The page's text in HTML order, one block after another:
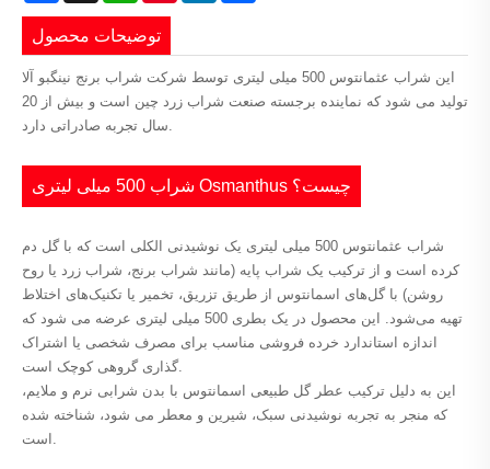
توضیحات محصول
این شراب عثمانتوس 500 میلی لیتری توسط شرکت شراب برنج نینگبو آلا
تولید می شود که نماینده برجسته صنعت شراب زرد چین است و بیش از 20
شراب 500 میلی لیتری Osmanthus چیست؟
شراب عثمانتوس 500 میلی لیتری یک نوشیدنی الکلی است که با گل دم
کرده است و از ترکیب یک شراب پایه (مانند شراب برنج، شراب زرد یا روح
روشن) با گل‌های اسمانتوس از طریق تزریق، تخمیر یا تکنیک‌های اختلاط
تهیه می‌شود. این محصول در یک بطری 500 میلی لیتری عرضه می شود که
اندازه استاندارد خرده فروشی مناسب برای مصرف شخصی یا اشتراک
گذاری گروهی کوچک است.
این به دلیل ترکیب عطر گل طبیعی اسمانتوس با بدن شرابی نرم و ملایم،
که منجر به تجربه نوشیدنی سبک، شیرین و معطر می شود، شناخته شده